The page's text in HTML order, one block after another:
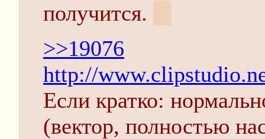
получится.
>>19076
http://
Если кратко:
(вектор, полностью